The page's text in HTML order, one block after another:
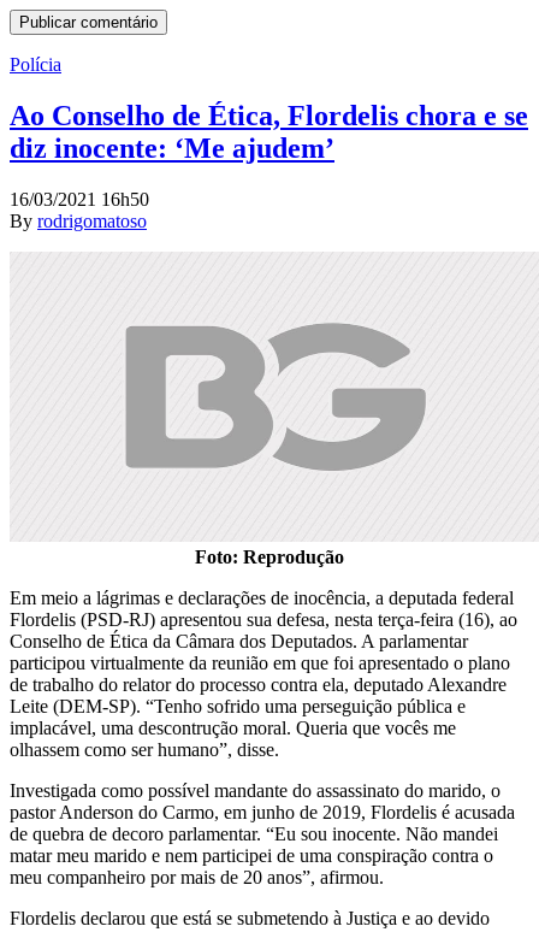
Polícia
Ao Conselho de Ética, Flordelis chora e se
diz inocente: ‘Me ajudem’
16/03/2021 16h50
By rodrigomatoso
Foto: Reprodução
Em meio a lágrimas e declarações de inocência, a deputada federal
Flordelis (PSD-RJ) apresentou sua defesa, nesta terça-feira (16), ao
Conselho de Ética da Câmara dos Deputados. A parlamentar
participou virtualmente da reunião em que foi apresentado o plano
de trabalho do relator do processo contra ela, deputado Alexandre
Leite (DEM-SP). “Tenho sofrido uma perseguição pública e
implacável, uma descontrução moral. Queria que vocês me
olhassem como ser humano”, disse.
Investigada como possível mandante do assassinato do marido, o
pastor Anderson do Carmo, em junho de 2019, Flordelis é acusada
de quebra de decoro parlamentar. “Eu sou inocente. Não mandei
matar meu marido e nem participei de uma conspiração contra o
meu companheiro por mais de 20 anos”, afirmou.
Flordelis declarou que está se submetendo à Justiça e ao devido